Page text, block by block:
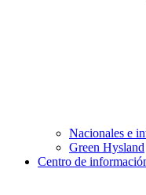
Nacionales e
Green Hysland
Centro de